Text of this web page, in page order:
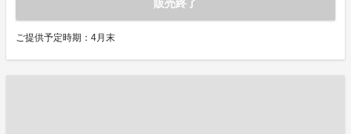
販売終了
ご提供予定時期：4月末